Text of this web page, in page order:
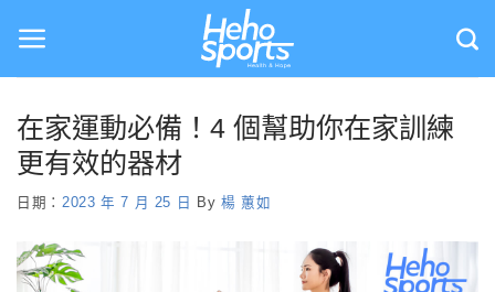
content
在家運動必備！4 個幫助你在家訓練
更有效的器材
日期： 2023 年 7 月 25 日 By 楊 蕙如